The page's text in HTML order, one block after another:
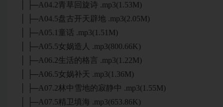
│ ├─A04.2青草回旋诗 .mp3(1.53M)
│ ├─A04.5盘古开天辟地 .mp3(2.05M)
│ ├─A05.1童话 .mp3(1.51M)
│ ├─A05.5女娲造人 .mp3(800.66K)
│ ├─A06.2生活的格言 .mp3(1.22M)
│ ├─A06.5女娲补天 .mp3(1.36M)
│ ├─A07.2林中雪地的寂静中 .mp3(1.55M)
│ ├─A07.5精卫填海 .mp3(653.86K)